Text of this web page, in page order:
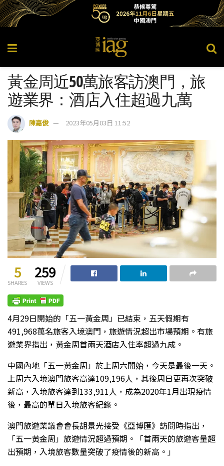
黃金周近50萬旅客訪澳門，旅
遊業界：酒店入住超過九萬
陳嘉俊 2023年05月03日 11:52
5
SHARES
259
VIEWS
4月29日開始的「五一黃金周」已結束，五天假期有
491,968萬名旅客入境澳門，旅遊情況超出市場預期。有旅
遊業界指出，黃金周首兩天酒店入住率超過九成。
中國內地「五一黃金周」於上周六開始，今天是最後一天。
上周六入境澳門旅客高達109,196人，其後周日更再次突破
新高，入境旅客達到133,911人，成為2020年1月出現疫情
後，最高的單日入境旅客紀錄。
澳門旅遊業議會會長胡景光接受《亞博匯》訪問時指出，
「五一黃金周」旅遊情況超過預期。「首兩天的旅遊客量超
出預期，入境旅客數量突破了疫情後的新高。」